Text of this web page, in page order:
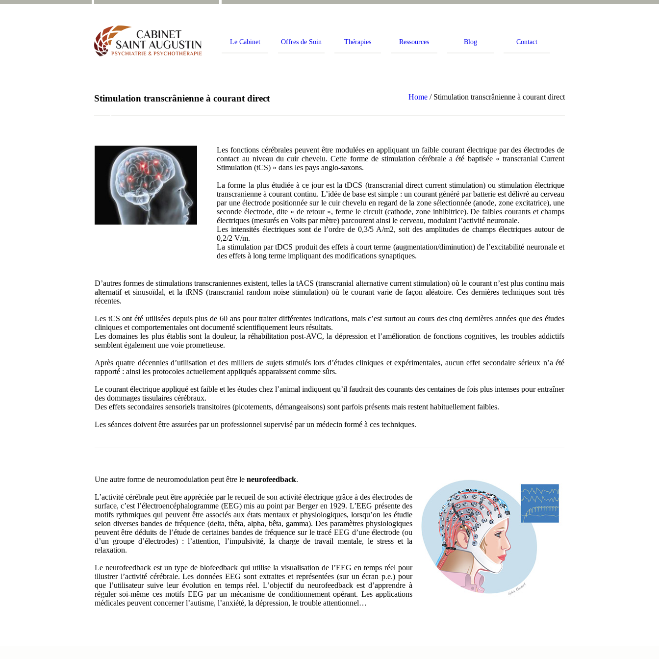
Le Cabinet Offres de Soin Thérapies Ressources Blog Contact
Stimulation transcrânienne à courant direct Home / Stimulation transcrânienne à courant direct
Les fonctions cérébrales peuvent être modulées en appliquant un faible courant électrique par des électrodes de
contact au niveau du cuir chevelu. Cette forme de stimulation cérébrale a été baptisée « transcranial Current
Stimulation (tCS) » dans les pays anglo-saxons.
La forme la plus étudiée à ce jour est la tDCS (transcranial direct current stimulation) ou stimulation électrique
transcranienne à courant continu. L’idée de base est simple : un courant généré par batterie est délivré au cerveau
par une électrode positionnée sur le cuir chevelu en regard de la zone sélectionnée (anode, zone excitatrice), une
seconde électrode, dite « de retour », ferme le circuit (cathode, zone inhibitrice). De faibles courants et champs
électriques (mesurés en Volts par mètre) parcourent ainsi le cerveau, modulant l’activité neuronale.
Les intensités électriques sont de l’ordre de 0,3/5 A/m2, soit des amplitudes de champs électriques autour de
0,2/2 V/m.
La stimulation par tDCS produit des effets à court terme (augmentation/diminution) de l’excitabilité neuronale et
des effets à long terme impliquant des modifications synaptiques.
D’autres formes de stimulations transcraniennes existent, telles la tACS (transcranial alternative current stimulation) où le courant n’est plus continu mais
alternatif et sinusoïdal, et la tRNS (transcranial random noise stimulation) où le courant varie de façon aléatoire. Ces dernières techniques sont très
récentes.
Les tCS ont été utilisées depuis plus de 60 ans pour traiter différentes indications, mais c’est surtout au cours des cinq dernières années que des études
cliniques et comportementales ont documenté scientifiquement leurs résultats.
Les domaines les plus établis sont la douleur, la réhabilitation post-AVC, la dépression et l’amélioration de fonctions cognitives, les troubles addictifs
semblent également une voie prometteuse.
Après quatre décennies d’utilisation et des milliers de sujets stimulés lors d’études cliniques et expérimentales, aucun effet secondaire sérieux n’a été
rapporté : ainsi les protocoles actuellement appliqués apparaissent comme sûrs.
Le courant électrique appliqué est faible et les études chez l’animal indiquent qu’il faudrait des courants des centaines de fois plus intenses pour entraîner
des dommages tissulaires cérébraux.
Des effets secondaires sensoriels transitoires (picotements, démangeaisons) sont parfois présents mais restent habituellement faibles.
Les séances doivent être assurées par un professionnel supervisé par un médecin formé à ces techniques.
Une autre forme de neuromodulation peut être le neurofeedback.
L’activité cérébrale peut être appréciée par le recueil de son activité électrique grâce à des électrodes de
surface, c’est l’électroencéphalogramme (EEG) mis au point par Berger en 1929. L’EEG présente des
motifs rythmiques qui peuvent être associés aux états mentaux et physiologiques, lorsqu’on les étudie
selon diverses bandes de fréquence (delta, thêta, alpha, bêta, gamma). Des paramètres physiologiques
peuvent être déduits de l’étude de certaines bandes de fréquence sur le tracé EEG d’une électrode (ou
d’un groupe d’électrodes) : l’attention, l’impulsivité, la charge de travail mentale, le stress et la
relaxation.
Le neurofeedback est un type de biofeedback qui utilise la visualisation de l’EEG en temps réel pour
illustrer l’activité cérébrale. Les données EEG sont extraites et représentées (sur un écran p.e.) pour
que l’utilisateur suive leur évolution en temps réel. L’objectif du neurofeedback est d’apprendre à
réguler soi-même ces motifs EEG par un mécanisme de conditionnement opérant. Les applications
médicales peuvent concerner l’autisme, l’anxiété, la dépression, le trouble attentionnel…